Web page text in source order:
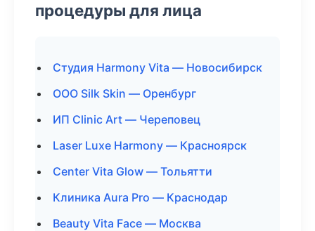
процедуры для лица
Студия Harmony Vita — Новосибирск
ООО Silk Skin — Оренбург
ИП Clinic Art — Череповец
Laser Luxe Harmony — Красноярск
Center Vita Glow — Тольятти
Клиника Aura Pro — Краснодар
Beauty Vita Face — Москва